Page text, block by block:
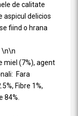
de calitate
aspicul delicios
fiind o hrana
\n\n
miel (7%), agent
Fara
Fibre 1%,
84%.